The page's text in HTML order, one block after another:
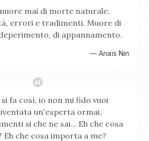
mai di morte naturale.
errori e tradimenti. Muore di
di appannamento.
— Anaïs Nin
fa cosí, io non mi fido vuoi
un'esperta ormai,
si che ne sai... Eh che cosa
che cosa importa a me?